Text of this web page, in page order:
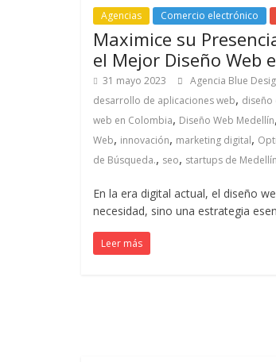
Publicidad,
Mercadeo
Medios
de
Agencia
Blue
Colombia
sus
filiales
Agencias Comercio electrónico
Maximice su
el Mejor Diseño Web
31 mayo 2023
Agencia Blue
desarrollo de aplicaciones web, diseño
web en Colombia, Diseño Web Medellín,
Web, innovación, marketing digital,
de Búsqueda., seo, startups de Medellín
En la era digital actual, el diseño
necesidad, sino una estrategia
Leer más